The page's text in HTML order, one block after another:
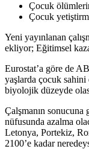
Çocuk
Çocuk
Yeni yayınlanan
ekliyor; Eğitimsel
Eurostat’a göre de
yaşlarda çocuk
biyolojik düzeyde
Çalşmanın
nüfusunda azalma
Letonya, Portekiz,
2100’e kadar